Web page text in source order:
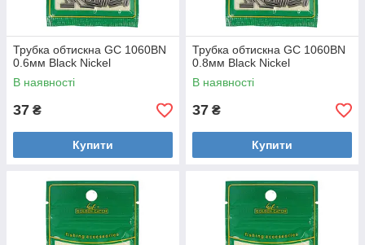
Трубка обтискна GC 1060BN
0.6мм Black Nickel
В наявності
37 ₴
Купити
Трубка обтискна GC 1060BN
0.8мм Black Nickel
В наявності
37 ₴
Купити